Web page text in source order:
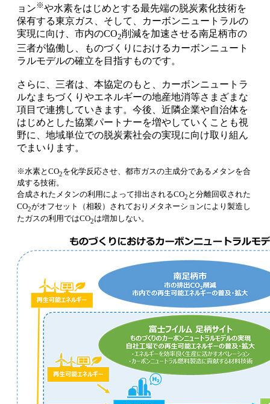
ョン ※や水素をはじめとする最先端の脱炭素化技術を
保有する東京ガス、そして、カーボンニュートラルの
実現に向け、市内のCO2削減を加速させる南足柄市の
三者が協働し、ものづくりにおけるカーボンニュート
ラルモデルの確立を目指すものです。
さらに、三者は、本協定のもと、カーボンニュートラ
ルなまちづくりやエネルギーの地産地消等さまざまな
項目で連携していきます。今後、近隣企業や自治体を
はじめとした協業パートナーを増やしていくことも視
野に、地域単位での脱炭素社会の実現に向け取り組ん
でまいります。
※水素とCO2を化学反応させ、都市ガスの主成分であるメタンを合
成する技術。
合成されたメタンの利用によって排出されるCO2 と分離回収された
CO2がオフセット（相殺）されておりメタネーションにより製造し
たガスの利用ではCO2は増加しない。